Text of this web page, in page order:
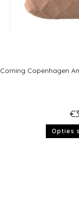
Coming Copenhagen
€
Opties